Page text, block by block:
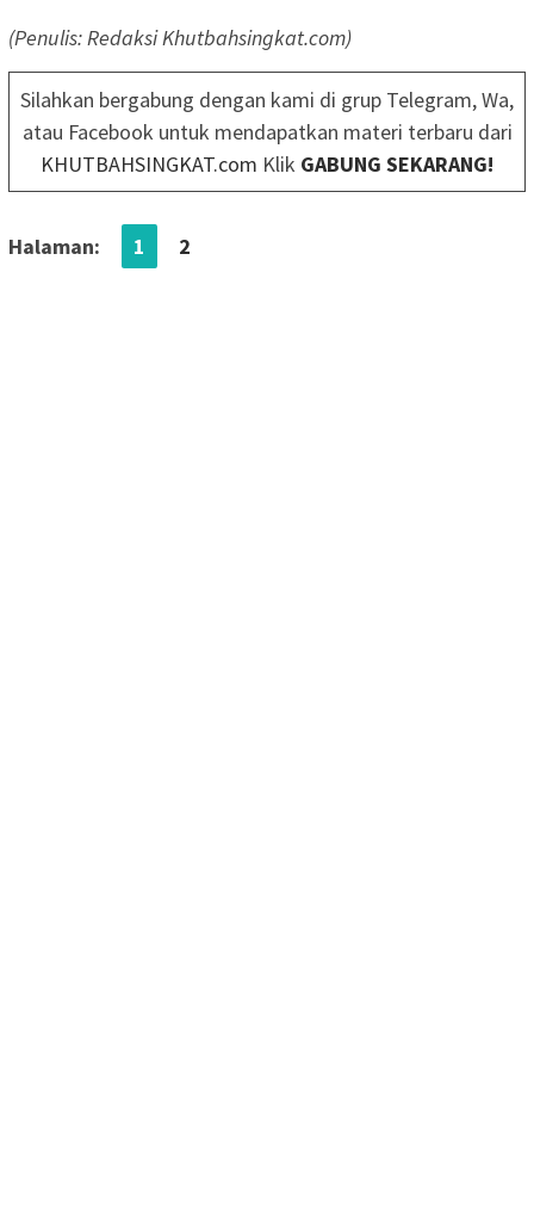
(Penulis: Redaksi Khutbahsingkat.com)
Silahkan bergabung dengan kami di grup Telegram, Wa,
atau Facebook untuk mendapatkan materi terbaru dari
KHUTBAHSINGKAT.com Klik GABUNG SEKARANG!
Halaman: 1 2